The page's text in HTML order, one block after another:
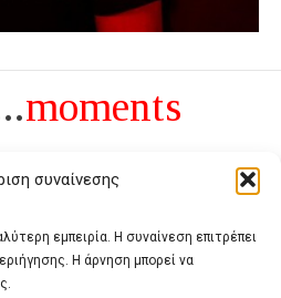
συναίνεσης
εμπειρία. Η συναίνεση επιτρέπει
Η άρνηση μπορεί να
moments
της ανέχειας, είναι το αντίθετο της